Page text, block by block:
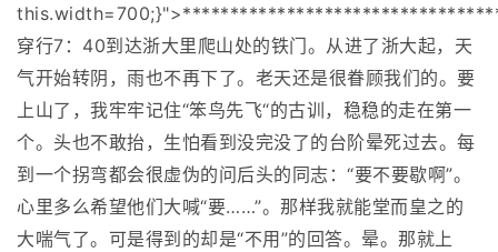
穿行7：40到达浙大里爬山处的铁门。从进了浙大起，天
气开始转阴，雨也不再下了。老天还是很眷顾我们的。要
上山了，我牢牢记住“笨鸟先飞“的古训，稳稳的走在第一
个。头也不敢抬，生怕看到没完没了的台阶晕死过去。每
到一个拐弯都会很虚伪的问后头的同志：“要不要歇啊”。
心里多么希望他们大喊“要……”。那样我就能堂而皇之的
大喘气了。可是得到的却是“不用”的回答。晕。那就上